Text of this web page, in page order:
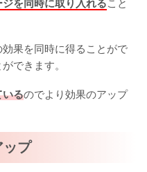
を同時に取り入れること
果を同時に得ることがで
ができます。
いるのでより効果のアップ
ップ